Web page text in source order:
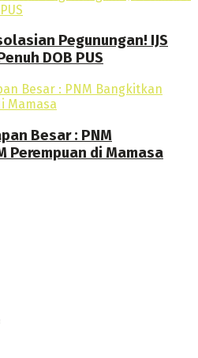
Pegunungan! IJS
DOB PUS
Besar : PNM
Perempuan di Mamasa